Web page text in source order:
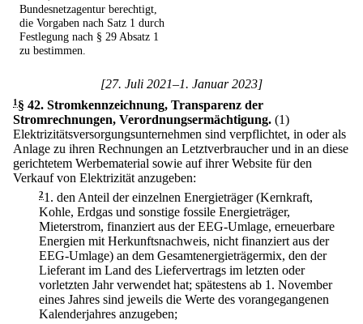
Bundesnetzagentur berechtigt,
die Vorgaben nach Satz 1 durch
Festlegung nach § 29 Absatz 1
zu bestimmen.
[27. Juli 2021–1. Januar 2023]
1§ 42. Stromkennzeichnung, Transparenz der
Stromrechnungen, Verordnungsermächtigung. (1)
Elektrizitätsversorgungsunternehmen sind verpflichtet, in oder als
Anlage zu ihren Rechnungen an Letztverbraucher und in an diese
gerichtetem Werbematerial sowie auf ihrer Website für den
Verkauf von Elektrizität anzugeben:
21. den Anteil der einzelnen Energieträger (Kernkraft,
Kohle, Erdgas und sonstige fossile Energieträger,
Mieterstrom, finanziert aus der EEG-Umlage, erneuerbare
Energien mit Herkunftsnachweis, nicht finanziert aus der
EEG-Umlage) an dem Gesamtenergieträgermix, den der
Lieferant im Land des Liefervertrags im letzten oder
vorletzten Jahr verwendet hat; spätestens ab 1. November
eines Jahres sind jeweils die Werte des vorangegangenen
Kalenderjahres anzugeben;